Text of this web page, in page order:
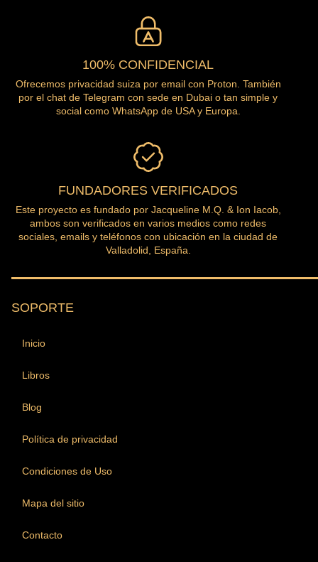
100% CONFIDENCIAL
Ofrecemos privacidad suiza por email con Proton. También
por el chat de Telegram con sede en Dubai o tan simple y
social como WhatsApp de USA y Europa.
FUNDADORES VERIFICADOS
Este proyecto es fundado por Jacqueline M.Q. & Ion Iacob,
ambos son verificados en varios medios como redes
sociales, emails y teléfonos con ubicación en la ciudad de
Valladolid, España.
SOPORTE
Inicio
Libros
Blog
Política de privacidad
Condiciones de Uso
Mapa del sitio
Contacto